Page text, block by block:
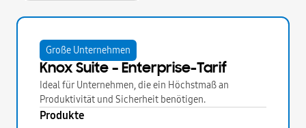
Große Unternehmen
Knox Suite – Enterprise-Tarif
Ideal für Unternehmen, die ein Höchstmaß an
Produktivität und Sicherheit benötigen.
Produkte